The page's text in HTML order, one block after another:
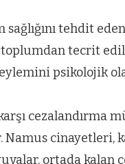
sağlığını tehdit
toplumdan tecrit
psikolojik
cezalandırma
cinayetleri,
ortada